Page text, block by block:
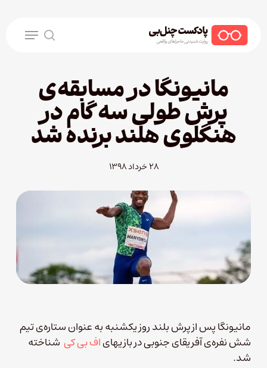
search
Menu
مانیونگا در مسابقه‌ی
پرش طولی سه گام در
هنگلوی هلند برنده شد
۲۸ خرداد ۱۳۹۸
مانیونگا پس از پرش بلند روز یکشنبه به عنوان ستاره‌ی تیم
شش نفره‌ی آفریقای جنوبی در بازیهایاف بی کی شناخته
شد.